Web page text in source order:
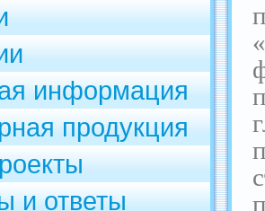
информация
продукция
и ответы